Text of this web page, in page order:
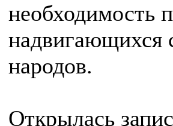
необходимость
надвигающихся
народов.
Открылась